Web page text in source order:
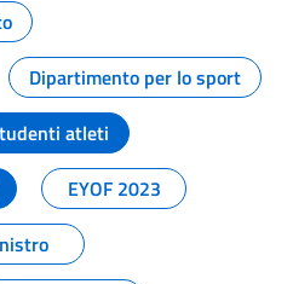
Dipartimento per lo sport
atleti
EYOF 2023